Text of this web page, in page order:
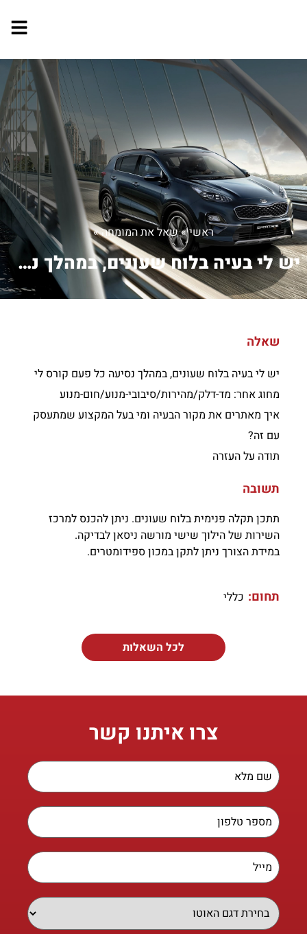
ראשי»שאל את המומחה»
יש לי בעיה בלוח שעונים, במהלך נסיעה כ...
שאלה
יש לי בעיה בלוח שעונים, במהלך נסיעה כל פעם קורס לי
מחוג אחר: מד-דלק/מהירות/סיבובי-מנוע/חום-מנוע
איך מאתרים את מקור הבעיה ומי בעל המקצוע שמתעסק
עם זה?
תודה על העזרה
תשובה
תתכן תקלה פנימית בלוח שעונים. ניתן להכנס למרכז
השירות של הילוך שישי מורשה ניסאן לבדיקה.
במידת הצורך ניתן לתקן במכון ספידומטרים.
תחום: כללי
לכל השאלות
צרו איתנו קשר